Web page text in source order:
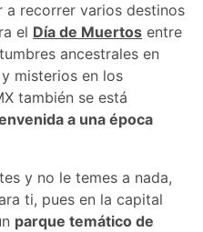
a recorrer varios destinos
el Día de Muertos entre
ancestrales en
misterios en los
también se está
a una época
y no le temes a nada,
ti, pues en la capital
parque temático de